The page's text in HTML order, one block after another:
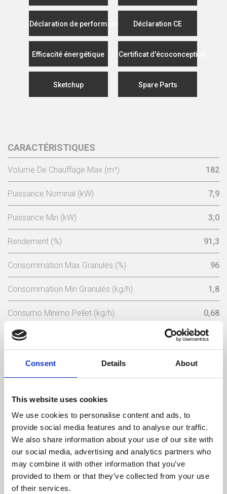
Consent Details About
This website uses cookies
We use cookies to personalise content and ads, to
provide social media features and to analyse our traffic.
We also share information about your use of our site with
our social media, advertising and analytics partners who
may combine it with other information that you’ve
provided to them or that they’ve collected from your use
of their services.
Déclaration de performance Déclaration CE
Efficacité énergétique Certificat d'écoconception
Sketchup Spare Parts
CARACTÉRISTIQUES
Volume De Chauffage Max (m³) 182
Puissance Nominal (kW) 7,9
Puissance Min (kW) 3,0
Rendement (%) 91,3
Consommation Max Granulés (%) 96
Consommation Min Granulés (kg/h) 1,8
Consumo Mínimo Pellet (kg/h) 0,68
Capacité Du Réservoir A Granulés (Kg)
Tension Nominale (V)
Température Min Gaz (ºC)
Poids (kg) 101
Sortie Des Fumées (mm)